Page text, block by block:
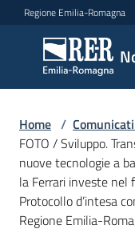
Vai al contenuto
Vai alla navigazione
Vai al footer
Regione Emilia-Romagna
Notizie
Comunicati
stampa
Menu selezionato
Cerca
un
comunicato
Home /
FOTO / Sviluppo.
nuove tecnologie a
la Ferrari investe nel
Protocollo d’intesa
Regione Emilia-